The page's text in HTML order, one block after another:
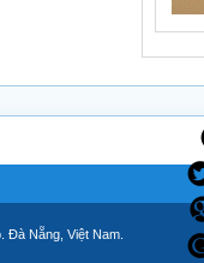
Đà Nẵng, Việt Nam.